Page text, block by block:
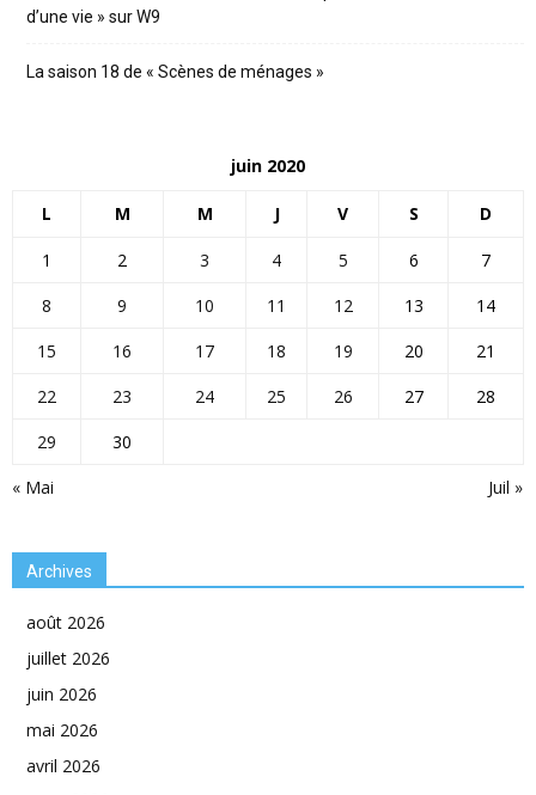
d’une vie » sur W9
La saison 18 de « Scènes de ménages »
juin 2020
L M M J V S D
« Mai Juil »
1 2 3 4 5 6
7
8
9 10 11 12 13
14
15
16 17 18 19 20
21
22
23 24 25 26 27
28
29
30
Archives
août 2026
juillet 2026
juin 2026
mai 2026
avril 2026